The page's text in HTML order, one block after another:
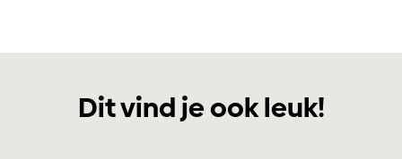
Dit vind je ook leuk!